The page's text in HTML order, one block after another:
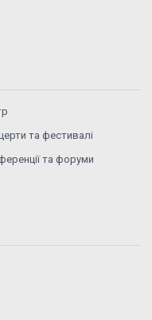
та фестивалі
та форуми